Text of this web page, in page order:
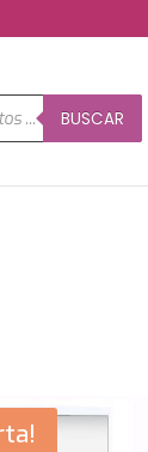
BUSCAR